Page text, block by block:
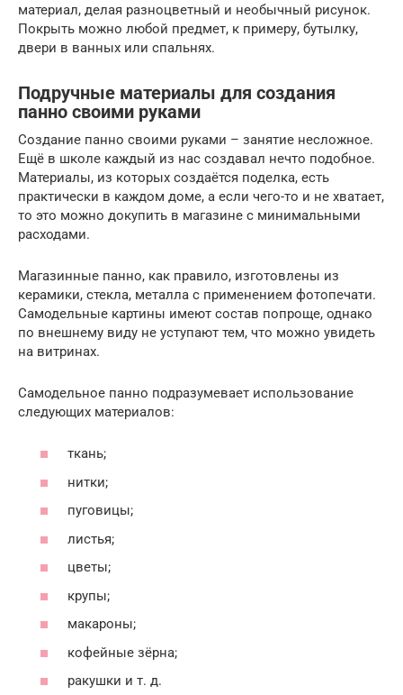
материал, делая разноцветный и необычный рисунок.
Покрыть можно любой предмет, к примеру, бутылку,
двери в ванных или спальнях.
Подручные материалы для создания
панно своими руками
Создание панно своими руками – занятие несложное.
Ещё в школе каждый из нас создавал нечто подобное.
Материалы, из которых создаётся поделка, есть
практически в каждом доме, а если чего-то и не хватает,
то это можно докупить в магазине с минимальными
расходами.
Магазинные панно, как правило, изготовлены из
керамики, стекла, металла с применением фотопечати.
Самодельные картины имеют состав попроще, однако
по внешнему виду не уступают тем, что можно увидеть
на витринах.
Самодельное панно подразумевает использование
следующих материалов:
ткань;
нитки;
пуговицы;
листья;
цветы;
крупы;
макароны;
кофейные зёрна;
ракушки и т. д.